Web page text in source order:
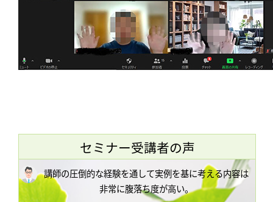
セミナー受講者の声
講師の圧倒的な経験を通して実例を基に考える内容は
非常に腹落ち度が高い。